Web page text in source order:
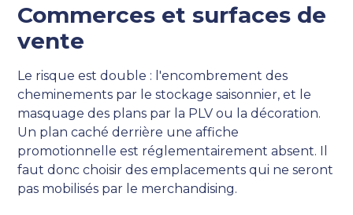
Commerces et surfaces de
vente
Le risque est double : l'encombrement des
cheminements par le stockage saisonnier, et le
masquage des plans par la PLV ou la décoration.
Un plan caché derrière une affiche
promotionnelle est réglementairement absent. Il
faut donc choisir des emplacements qui ne seront
pas mobilisés par le merchandising.